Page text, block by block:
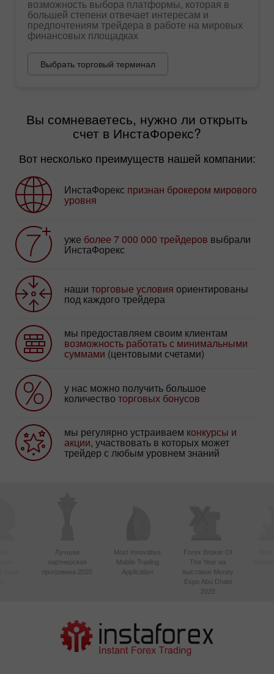
возможность выбора платформы, которая в
большей степени отвечает интересам и
предпочтениям трейдера в работе на мировых
финансовых площадках
Выбрать торговый терминал
Вы сомневаетесь, нужно ли открыть
счет в ИнстаФорекс?
Вот несколько преимуществ нашей компании:
ИнстаФорекс признан брокером мирового
уровня
уже более 7 000 000 трейдеров выбрали
ИнстаФорекс
наши торговые условия ориентированы
под каждого трейдера
мы предоставляем своим клиентам
возможность работать с минимальными
суммами (центовыми счетами)
у нас можно получить большое
количество торговых бонусов
мы регулярно устраиваем конкурсы и
акции, участвовать в которых может
трейдер с любым уровнем знаний
Лучшая
партнерская
программа 2020
Most Innovative
Mobile Trading
Application
Forex Broker Of
The Year на
выставке Money
Expo Abu Dhabi
2025